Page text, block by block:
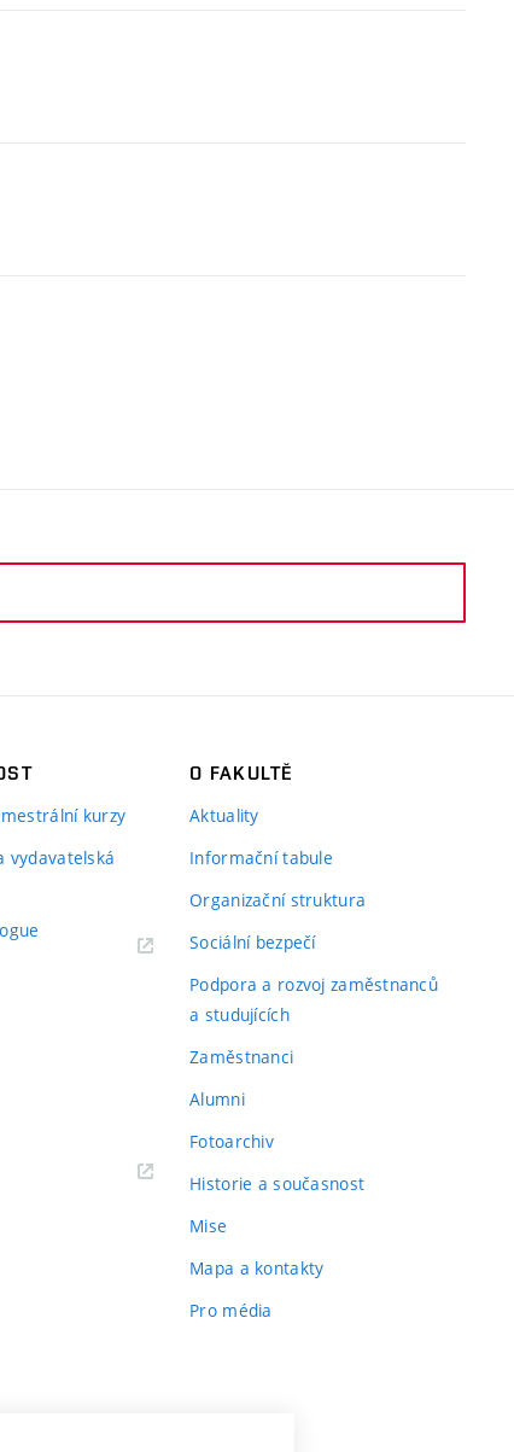
kurzy
vydavatelská
O FAKULTĚ
Aktuality
Informační tabule
Organizační struktura
Sociální bezpečí
Podpora a rozvoj zaměstnanců
a studujících
Zaměstnanci
Alumni
Fotoarchiv
Historie a současnost
Mise
Mapa a kontakty
Pro média